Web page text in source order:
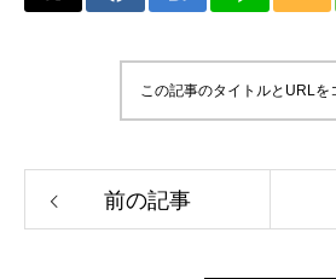
この記事のタイトルとURLを
前の記事